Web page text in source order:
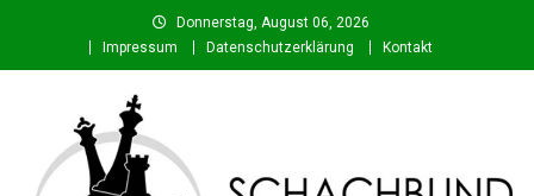
content
Donnerstag, August 06, 2026
Impressum
Datenschutzerklärung Kontakt